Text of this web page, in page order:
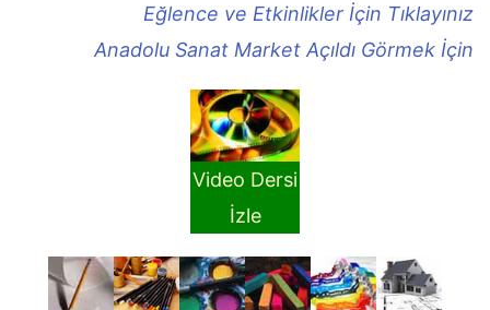
Eğlence ve Etkinlikler İçin Tıklayınız
Anadolu Sanat Market Açıldı Görmek İçin
Video Dersi
İzle